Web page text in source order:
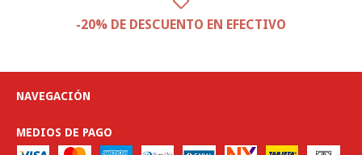
-20% DE DESCUENTO EN EFECTIVO
NAVEGACIÓN
MEDIOS DE PAGO